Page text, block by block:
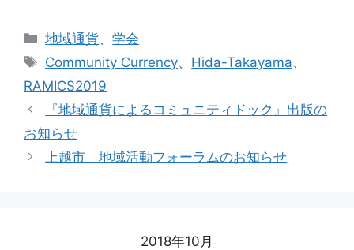
カ
テ
リ
ー
地域通貨、学会
タ
グ
Community Currency、 Hida-Takayama、
RAMICS2019
『地域通貨によるコミュニティドック』出版の
お知らせ
上越市 地域活動フォーラムのお知らせ
2018年10月